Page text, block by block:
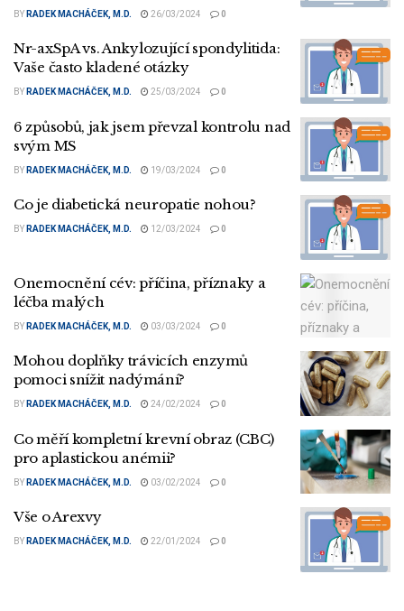
BY RADEK MACHÁČEK, M.D. 26/03/2024 0
Nr-axSpA vs. Ankylozující spondylitida:
Vaše často kladené otázky
BY RADEK MACHÁČEK, M.D. 25/03/2024 0
6 způsobů, jak jsem převzal kontrolu nad
svým MS
BY RADEK MACHÁČEK, M.D. 19/03/2024 0
Co je diabetická neuropatie nohou?
BY RADEK MACHÁČEK, M.D. 12/03/2024 0
Onemocnění cév: příčina, příznaky a
léčba malých
BY RADEK MACHÁČEK, M.D. 03/03/2024 0
Mohou doplňky trávicích enzymů
pomoci snížit nadýmání?
BY RADEK MACHÁČEK, M.D. 24/02/2024 0
Co měří kompletní krevní obraz (CBC)
pro aplastickou anémii?
BY RADEK MACHÁČEK, M.D. 03/02/2024 0
Vše o Arexvy
BY RADEK MACHÁČEK, M.D. 22/01/2024 0